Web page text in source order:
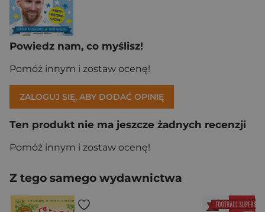
Powiedz nam, co myślisz!
Pomóż innym i zostaw ocenę!
ZALOGUJ SIĘ, ABY DODAĆ OPINIĘ
Ten produkt nie ma jeszcze żadnych recenzji
Pomóż innym i zostaw ocenę!
Z tego samego wydawnictwa